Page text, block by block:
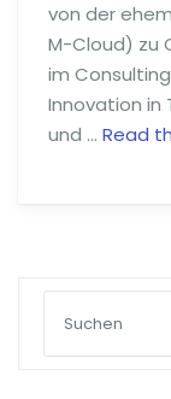
von der
M-Cloud) zu
im
Innovation in
und … Read